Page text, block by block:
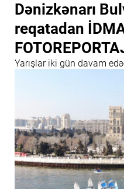
Dənizkənarı
reqatadan
Yarışlar iki gün davam